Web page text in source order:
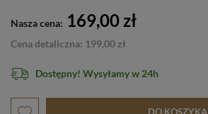
Nasza cena: 169,00 zł
Cena detaliczna: 199,00 zł
Dostępny! Wysyłamy w 24h